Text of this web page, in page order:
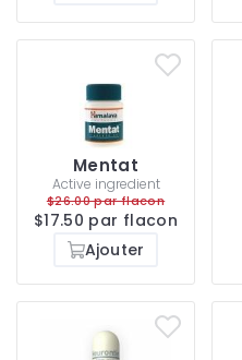
Mentat
Active ingredient
$26.00 par flacon
$17.50 par flacon
Ajouter